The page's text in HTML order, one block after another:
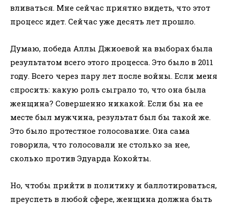
вливаться. Мне сейчас приятно видеть, что этот
процесс идет. Сейчас уже десять лет прошло.
Думаю, победа Аллы Джиоевой на выборах была
результатом всего этого процесса. Это было в 2011
году. Всего через пару лет после войны. Если меня
спросить: какую роль сыграло то, что она была
женщина? Совершенно никакой. Если бы на ее
месте был мужчина, результат был бы такой же.
Это было протестное голосование. Она сама
говорила, что голосовали не столько за нее,
сколько против Эдуарда Кокойты.
Но, чтобы прийти в политику и баллотироваться,
преуспеть в любой сфере, женщина должна быть